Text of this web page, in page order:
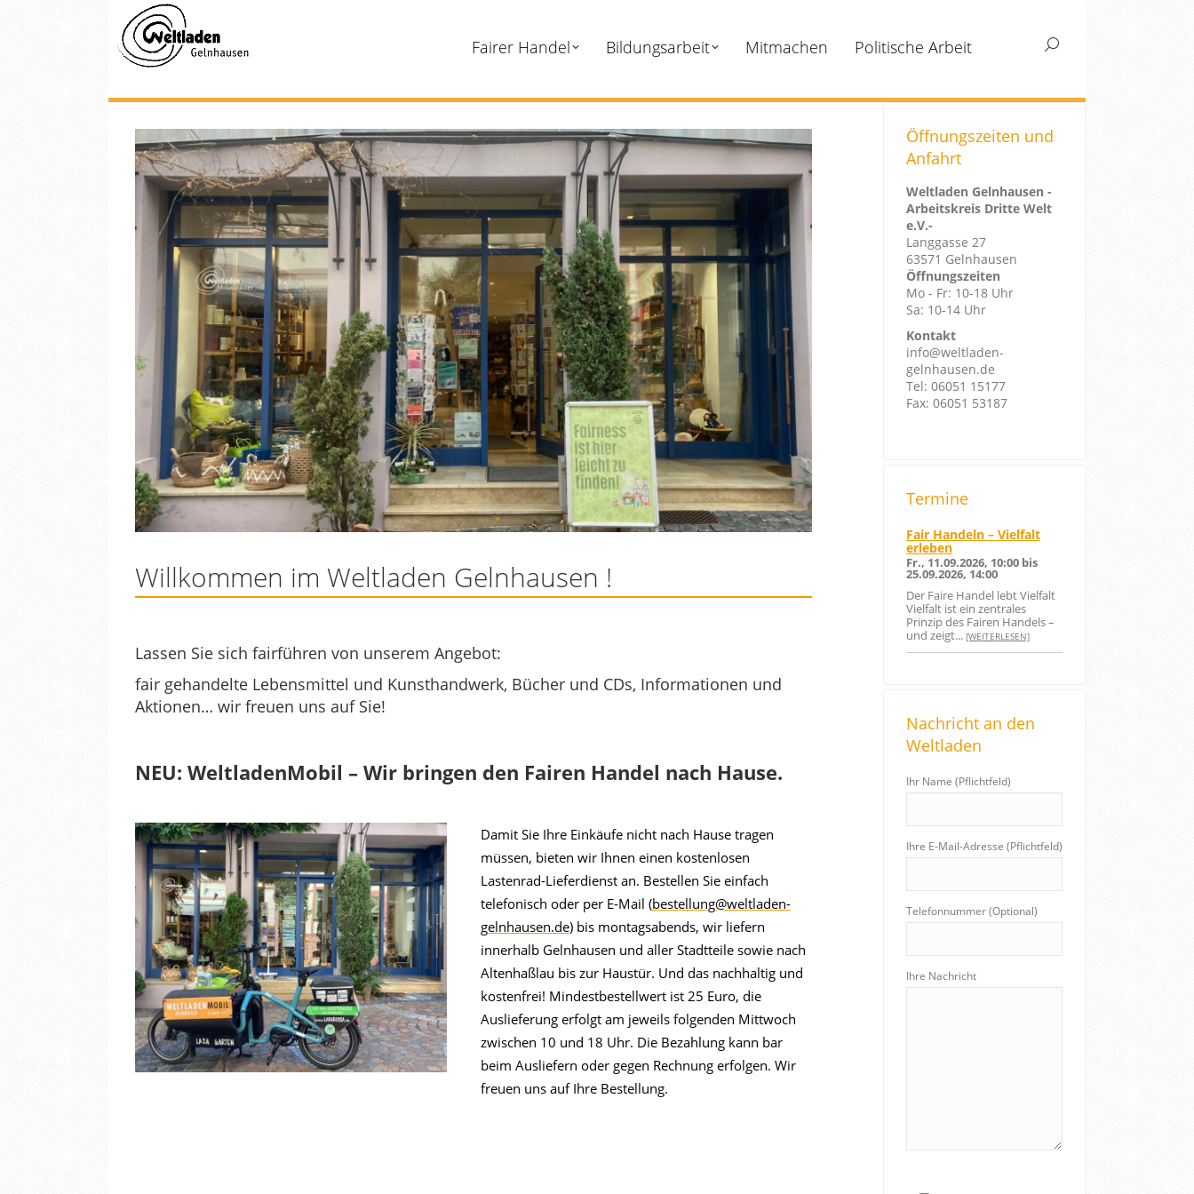
Fairer Handel Bildungsarbeit Mitmachen Politische Arbeit Search:
Willkommen im Weltladen Gelnhausen !
Lassen Sie sich fairführen von unserem Angebot:
fair gehandelte Lebensmittel und Kunsthandwerk, Bücher und CDs, Informationen und
Aktionen… wir freuen uns auf Sie!
NEU: WeltladenMobil – Wir bringen den Fairen Handel nach Hause.
Damit Sie Ihre Einkäufe nicht nach Hause tragen
müssen, bieten wir Ihnen einen kostenlosen
Lastenrad-Lieferdienst an. Bestellen Sie einfach
telefonisch oder per E-Mail (bestellung@weltladen-
gelnhausen.de) bis montagsabends, wir liefern
innerhalb Gelnhausen und aller Stadtteile sowie nach
Altenhaßlau bis zur Haustür. Und das nachhaltig und
kostenfrei! Mindestbestellwert ist 25 Euro, die
Auslieferung erfolgt am jeweils folgenden Mittwoch
zwischen 10 und 18 Uhr. Die Bezahlung kann bar
beim Ausliefern oder gegen Rechnung erfolgen. Wir
freuen uns auf Ihre Bestellung.
Öffnungszeiten und
Anfahrt
Weltladen Gelnhausen -
Arbeitskreis Dritte Welt
e.V.-
Langgasse 27
63571 Gelnhausen
Öffnungszeiten
Mo - Fr: 10-18 Uhr
Sa: 10-14 Uhr
Kontakt
info@weltladen-
gelnhausen.de
Tel: 06051 15177
Fax: 06051 53187
Termine
Fair Handeln – Vielfalt
erleben
Fr., 11.09.2026, 10:00 bis
25.09.2026, 14:00
Der Faire Handel lebt Vielfalt
Vielfalt ist ein zentrales
Prinzip des Fairen Handels –
und zeigt... [WEITERLESEN]
Nachricht an den
Weltladen
Ihr Name (Pflichtfeld)
Ihre E-Mail-Adresse (Pflichtfeld)
Telefonnummer (Optional)
Ihre Nachricht